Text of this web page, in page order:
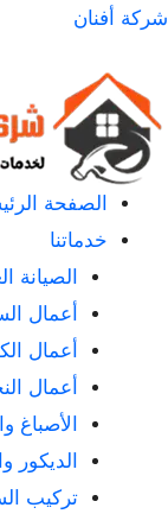
التجاوز
المحتوى
شركة أفنان
الصفحة
خدماتنا
الصيانة
أعمال
أعمال
أعمال
الأصباغ
الديكور
تركيب